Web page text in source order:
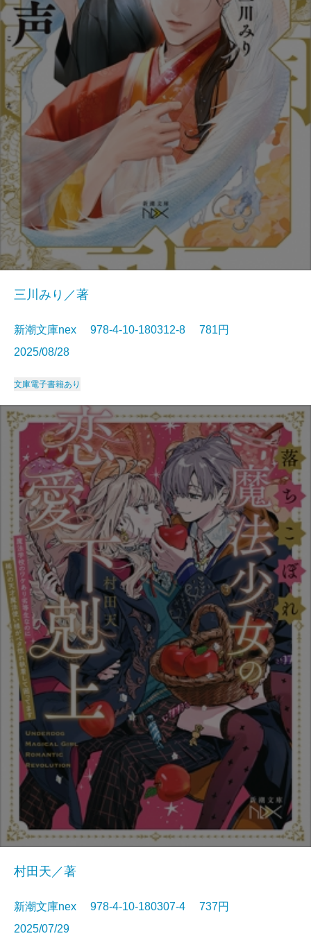
三川みり／著
新潮文庫nex 978-4-10-180312-8 781円
2025/08/28
文庫電子書籍あり
村田天／著
新潮文庫nex 978-4-10-180307-4 737円
2025/07/29